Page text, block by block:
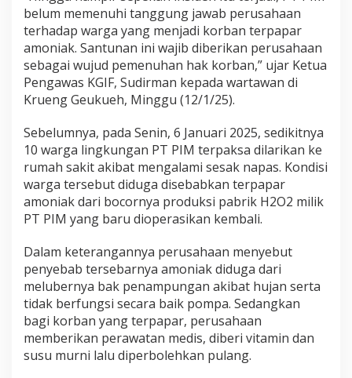
e
r
p
a
p
a
r
A
o
n
a
k
belum memenuhi tanggung jawab perusahaan
terhadap warga yang menjadi korban terpapar
amoniak. Santunan ini wajib diberikan perusahaan
sebagai wujud pemenuhan hak korban,” ujar Ketua
Pengawas KGIF, Sudirman kepada wartawan di
Krueng Geukueh, Minggu (12/1/25).
Sebelumnya, pada Senin, 6 Januari 2025, sedikitnya
10 warga lingkungan PT PIM terpaksa dilarikan ke
rumah sakit akibat mengalami sesak napas. Kondisi
warga tersebut diduga disebabkan terpapar
amoniak dari bocornya produksi pabrik H2O2 milik
PT PIM yang baru dioperasikan kembali.
Dalam keterangannya perusahaan menyebut
penyebab tersebarnya amoniak diduga dari
melubernya bak penampungan akibat hujan serta
tidak berfungsi secara baik pompa. Sedangkan
bagi korban yang terpapar, perusahaan
memberikan perawatan medis, diberi vitamin dan
susu murni lalu diperbolehkan pulang.